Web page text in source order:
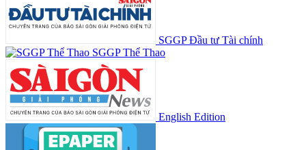
SGGP Đầu tư Tài chính
SGGP Thể Thao
English Edition